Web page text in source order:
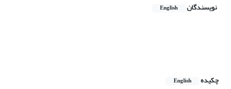
نویسندگان English
چکیده
English